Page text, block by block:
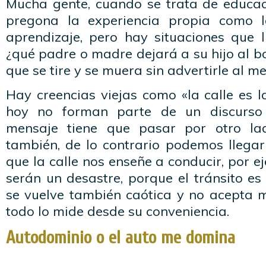
Mucha gente, cuando se trata de
pregona la experiencia propia como
aprendizaje, pero hay situaciones
¿qué padre o madre dejará a su hijo al
que se tire y se muera sin advertirle al
Hay creencias viejas como «la calle es
hoy no forman parte de un
mensaje tiene que pasar por otro
también, de lo contrario podemos
que la calle nos enseñe a conducir, por
serán un desastre, porque el tránsito
se vuelve también caótica y no acepta
todo lo mide desde su conveniencia.
Autodominio o el auto me domina